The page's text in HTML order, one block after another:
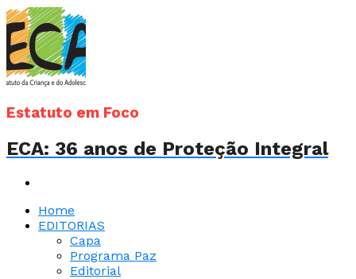
Estatuto em Foco
ECA: 36 anos de Proteção Integral
Home
EDITORIAS
Capa
Programa Paz
Editorial